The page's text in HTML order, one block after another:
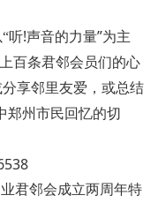
听!声音的力量”为主
百条君邻会员们的心
享邻里友爱，或总结
郑州市民回忆的切
君邻会成立两周年特